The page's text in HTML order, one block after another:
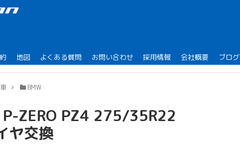
地図 よくある質問 お問い合わせ 採用情報 会社概要 ブログ
BMW
P-ZERO PZ4 275/35R22
ヤ交換